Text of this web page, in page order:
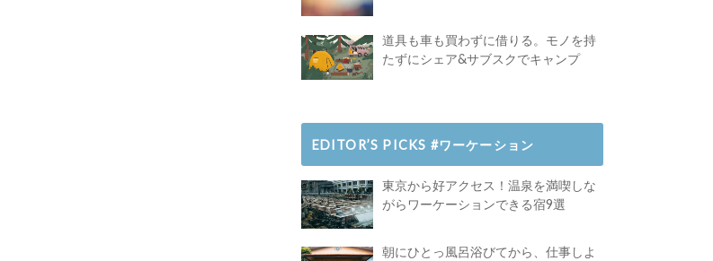
道具も車も買わずに借りる。モノを持
たずにシェア&サブスクでキャンプ
EDITOR’S PICKS #ワーケーション
東京から好アクセス！温泉を満喫しな
がらワーケーションできる宿9選
朝にひとっ風呂浴びてから、仕事しよ